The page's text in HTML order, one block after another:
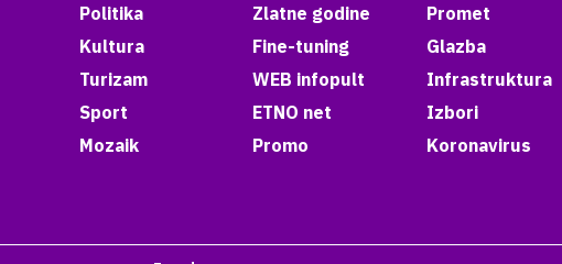
Politika
Kultura
Turizam
Sport
Mozaik
Zlatne godine
Fine-tuning
WEB infopult
ETNO net
Promo
Promet
Glazba
Infrastruktura
Izbori
Koronavirus